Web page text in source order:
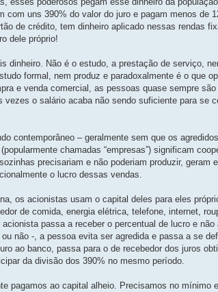
uns 390% do valor do juro e pagam menos de
de crédito, tem dinheiro aplicado nessas rendas
dele próprio!
dinheiro. Não é o estudo, a prestação de serviço,
formal, nem produz e paradoxalmente é o que
e venda comercial, as pessoas quase sempre
o salário acaba não sendo suficiente para se
contemporâneo – geralmente sem que os
chamadas “empresas”) significam
precisariam e não poderiam produzir, geram
o lucro dessas vendas.
os acionistas usam o capital deles para eles
de comida, energia elétrica, telefone, internet,
passa a receber o percentual de lucro e não
não -, a pessoa evita ser agredida e passa a se
ao banco, passa para o de recebedor dos juros
da divisão dos 390% no mesmo período.
pagamos ao capital alheio. Precisamos no mínimo